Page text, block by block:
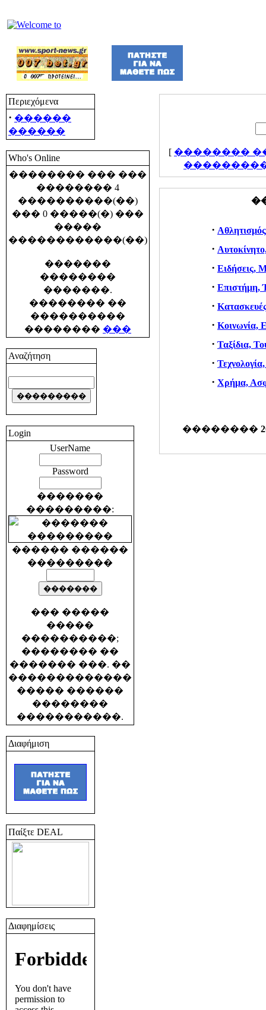
Περιεχόμενα
· ������
������
Who's Online
�������� ��� ���
�������� 4
����������(��)
��� 0 �����(�) ���
�����
������������(��)
�������
��������
�������.
�������� ��
����������
�������� ���
Αναζήτηση
Login
UserName
Password
�������
���������:
������ ������
���������
��� �����
�����
����������;
�������� ��
������� ���. ��
�������������
����� ������
��������
�����������.
Διαφήμιση
Παίξτε DEAL
Διαφημίσεις
[ ��������
· Αθλητισμός
·
· Ειδήσεις,
· Επιστήμη,
·
· Κοινωνία,
· Ταξίδια,
·
· Χρήμα,
��������